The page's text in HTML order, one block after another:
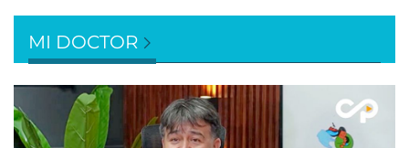
MI DOCTOR